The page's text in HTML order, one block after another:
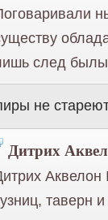
след
не
Дитрих
Аквелон
таверн